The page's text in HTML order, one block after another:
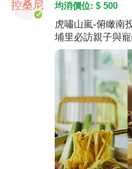
均消價位: $ 500
虎嘯山嵐-俯瞰南
埔里必訪親子與